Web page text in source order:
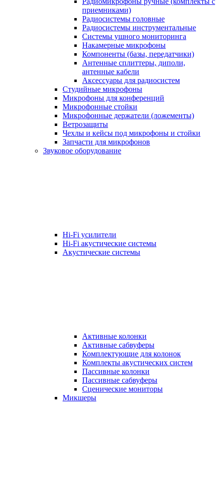
приемниками)
Радиосистемы головные
Радиосистемы инструментальные
Системы ушного мониторинга
Накамерные микрофоны
Компоненты (базы, передатчики)
Антенные сплиттеры, диполи,
антенные кабели
Аксесcуары для радиосистем
Студийные микрофоны
Микрофоны для конференций
Микрофонные стойки
Микрофонные держатели (ложементы)
Ветрозащиты
Чехлы и кейсы под микрофоны и стойки
Запчасти для микрофонов
Звуковое оборудование
Hi-Fi усилители
Hi-Fi акустические системы
Акустические системы
Активные колонки
Активные сабвуферы
Комплектующие для колонок
Комплекты акустических систем
Пассивные колонки
Пассивные сабвуферы
Сценические мониторы
Микшеры